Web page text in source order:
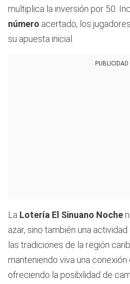
multiplica la inversión por 50.
número acertado, los
su apuesta inicial.
PUBLICIDAD
La Lotería El Sinuano Noche
azar, sino también una
las tradiciones de la región
manteniendo viva una
ofreciendo la posibilidad de